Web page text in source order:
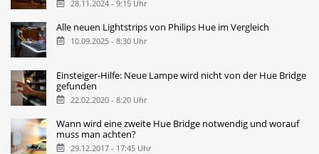
28.11.2024 - 9:15 Uhr
Alle neuen Lightstrips von Philips Hue im Vergleich
10.09.2025 - 8:30 Uhr
Einsteiger-Hilfe: Neue Lampe wird nicht von der Hue Bridge
gefunden
22.02.2020 - 8:20 Uhr
Wann wird eine zweite Hue Bridge notwendig und worauf
muss man achten?
29.12.2017 - 17:45 Uhr